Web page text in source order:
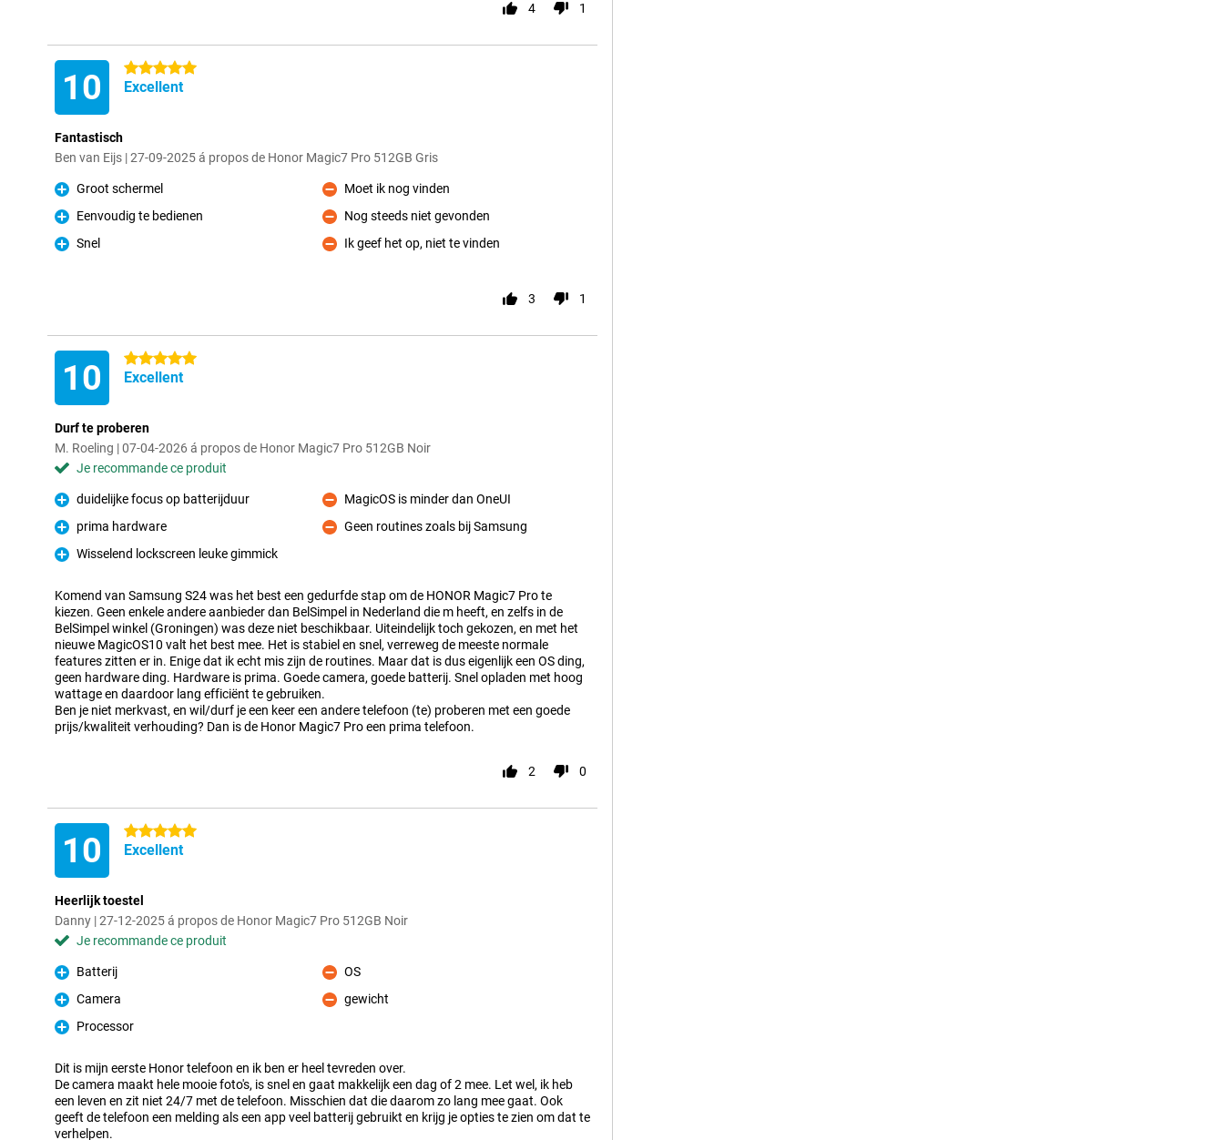
4 1
10 5 étoiles
Excellent
Fantastisch
Ben van Eijs | 27-09-2025 á propos de Honor Magic7 Pro 512GB Gris
Pour
Groot schermel
Pour
Eenvoudig te bedienen
Pour
Snel
Contre
Moet ik nog vinden
Contre
Nog steeds niet gevonden
Contre
Ik geef het op, niet te vinden
3 1
10 5 étoiles
Excellent
Durf te proberen
M. Roeling | 07-04-2026 á propos de Honor Magic7 Pro 512GB Noir
Je recommande ce produit
Pour
duidelijke focus op batterijduur
Pour
prima hardware
Pour
Wisselend lockscreen leuke gimmick
Contre
MagicOS is minder dan OneUI
Contre
Geen routines zoals bij Samsung
Komend van Samsung S24 was het best een gedurfde stap om de HONOR Magic7 Pro te
kiezen. Geen enkele andere aanbieder dan BelSimpel in Nederland die m heeft, en zelfs in de
BelSimpel winkel (Groningen) was deze niet beschikbaar. Uiteindelijk toch gekozen, en met het
nieuwe MagicOS10 valt het best mee. Het is stabiel en snel, verreweg de meeste normale
features zitten er in. Enige dat ik echt mis zijn de routines. Maar dat is dus eigenlijk een OS ding,
geen hardware ding. Hardware is prima. Goede camera, goede batterij. Snel opladen met hoog
wattage en daardoor lang efficiënt te gebruiken.
Ben je niet merkvast, en wil/durf je een keer een andere telefoon (te) proberen met een goede
prijs/kwaliteit verhouding? Dan is de Honor Magic7 Pro een prima telefoon.
2 0
10 5 étoiles
Excellent
Heerlijk toestel
Danny | 27-12-2025 á propos de Honor Magic7 Pro 512GB Noir
Je recommande ce produit
Pour
Batterij
Pour
Camera
Pour
Processor
Contre
OS
Contre
gewicht
Dit is mijn eerste Honor telefoon en ik ben er heel tevreden over.
De camera maakt hele mooie foto's, is snel en gaat makkelijk een dag of 2 mee. Let wel, ik heb
een leven en zit niet 24/7 met de telefoon. Misschien dat die daarom zo lang mee gaat. Ook
geeft de telefoon een melding als een app veel batterij gebruikt en krijg je opties te zien om dat te
verhelpen.